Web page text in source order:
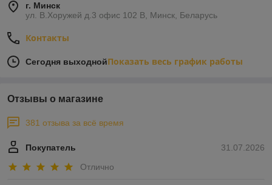
г. Минск
ул. В.Хоружей д.3 офис 102 В, Минск, Беларусь
Контакты
Сегодня выходнойПоказать весь график работы
Отзывы о магазине
381 отзыва за всё время
31.07.2026
Покупатель
Отлично